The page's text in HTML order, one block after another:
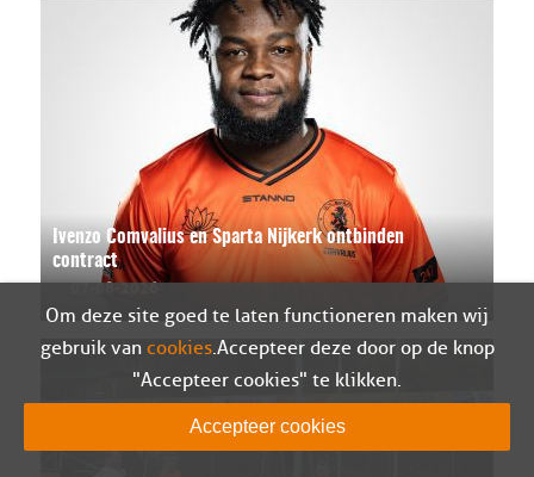
Ivenzo Comvalius en Sparta Nijkerk ontbinden
contract
07-08-2026
Om deze site goed te laten functioneren maken wij
gebruik van cookies. Accepteer deze door op de knop
"Accepteer cookies" te klikken.
Accepteer cookies